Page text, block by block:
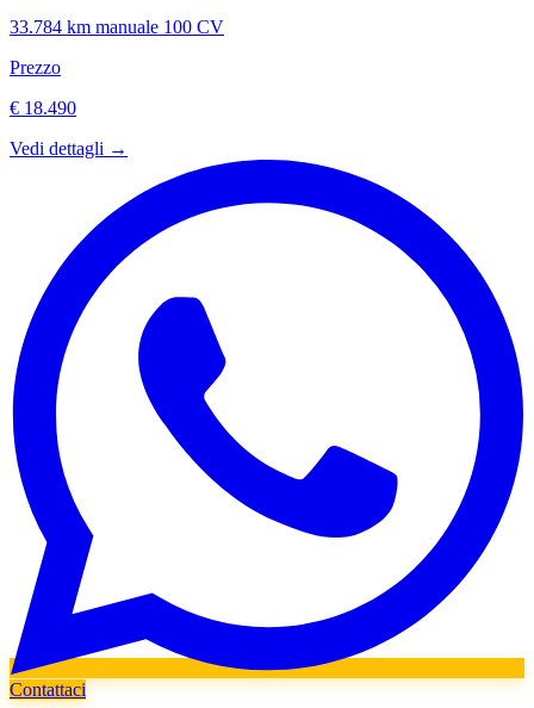
33.784 km manuale 100 CV
Prezzo
€ 18.490
Vedi dettagli →
Contattaci